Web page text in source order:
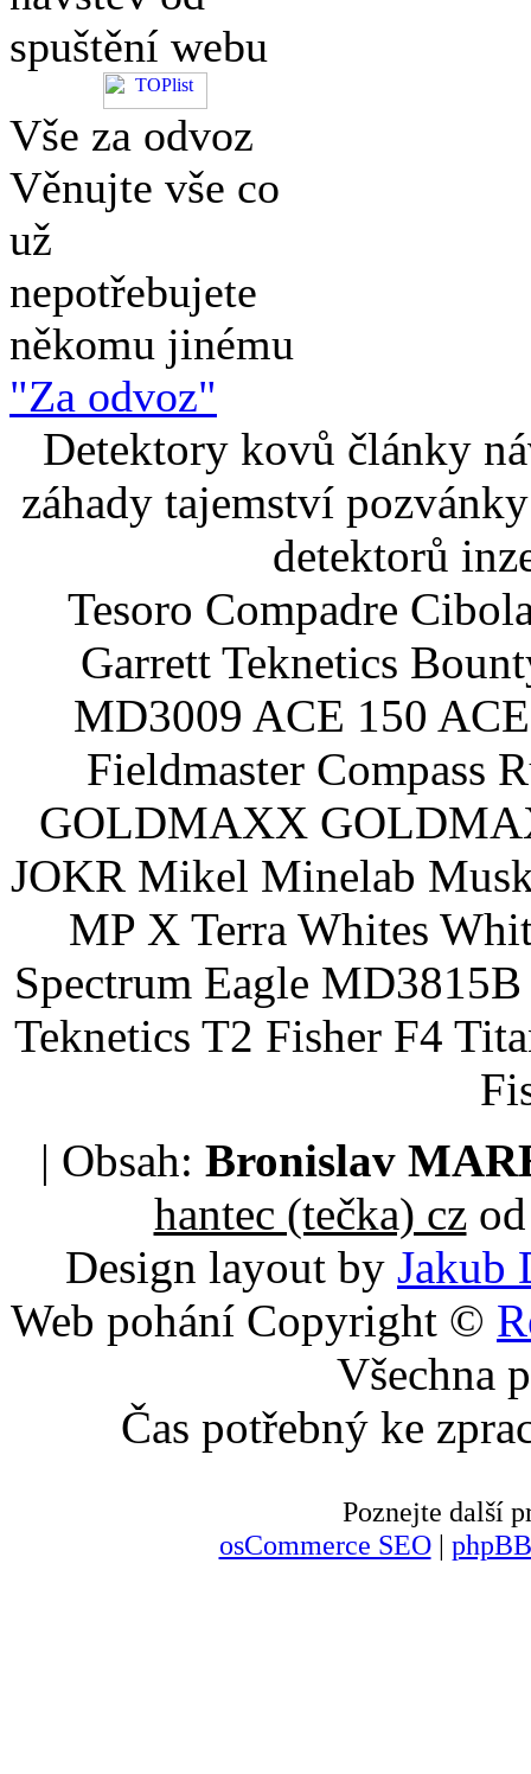
spuštění webu
Vše za odvoz
Věnujte vše co
už
nepotřebujete
někomu jinému
"Za odvoz"
Detektory kovů články
záhady tajemství
detektorů
Tesoro Compadre
Garrett Teknetics
MD3009 ACE 150
Fieldmaster Compass
GOLDMAXX
JOKR Mikel Minelab
MP X Terra Whites
Spectrum Eagle
Teknetics T2 Fisher F4
| Obsah: Bronislav
hantec (tečka) czod
Design layout by Jakub
Web pohání Copyright ©
Všechna
Čas potřebný ke
Poznejte další
osCommerce SEO|